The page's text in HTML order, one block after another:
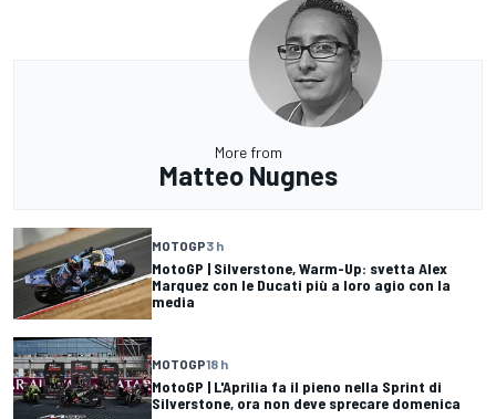
More from
Matteo Nugnes
MOTOGP3 h
MotoGP | Silverstone, Warm-Up: svetta Alex
Marquez con le Ducati più a loro agio con la
media
MOTOGP18 h
MotoGP | L'Aprilia fa il pieno nella Sprint di
Silverstone, ora non deve sprecare domenica